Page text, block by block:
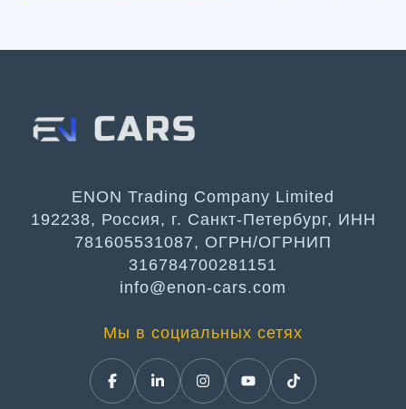
ENON Trading Company Limited
192238, Россия, г. Санкт-Петербург, ИНН
781605531087, ОГРН/ОГРНИП
316784700281151
info@enon-cars.com
Мы в социальных сетях